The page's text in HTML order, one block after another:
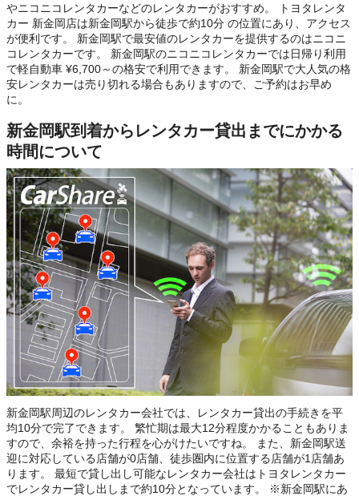
やニコニコレンタカーなどのレンタカーがおすすめ。 トヨタレンタ
カー 新金岡店は新金岡駅から徒歩で約10分 の位置にあり、アクセス
が便利です。 新金岡駅で最安値のレンタカーを提供するのはニコニ
コレンタカーです。 新金岡駅のニコニコレンタカーでは日帰り利用
で軽自動車 ¥6,700～の格安で利用できます。 新金岡駅で大人気の格
安レンタカーは売り切れる場合もありますので、ご予約はお早め
に。
新金岡駅到着からレンタカー貸出までにかかる
時間について
新金岡駅周辺のレンタカー会社では、レンタカー貸出の手続きを平
均10分で完了できます。 繁忙期は最大12分程度かかることもありま
すので、余裕を持った行程を心がけたいですね。 また、新金岡駅送
迎に対応している店舗が0店舗、徒歩圏内に位置する店舗が1店舗あ
ります。 最短で貸し出し可能なレンタカー会社はトヨタレンタカー
でレンタカー貸し出しまで約10分となっています。 ※新金岡駅にあ